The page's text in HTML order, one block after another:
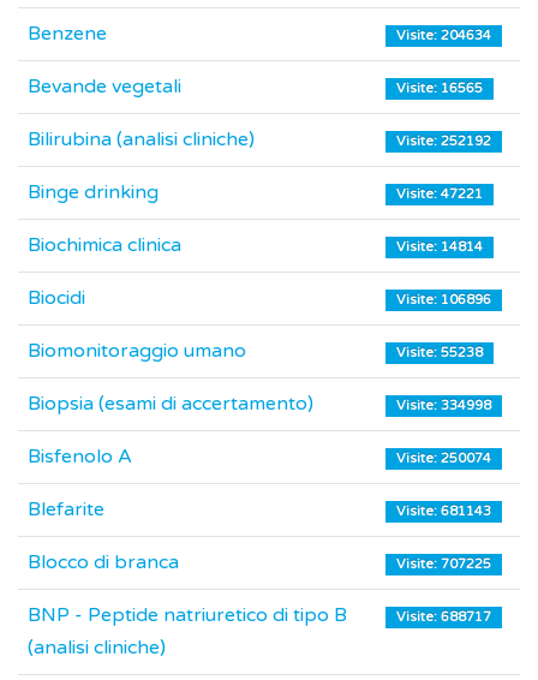
Benzene Visite: 204634
Bevande vegetali Visite: 16565
Bilirubina (analisi cliniche) Visite: 252192
Binge drinking Visite: 47221
Biochimica clinica Visite: 14814
Biocidi Visite: 106896
Biomonitoraggio umano Visite: 55238
Biopsia (esami di accertamento) Visite: 334998
Bisfenolo A Visite: 250074
Blefarite Visite: 681143
Blocco di branca Visite: 707225
BNP - Peptide natriuretico di tipo B
(analisi cliniche)
Visite: 688717